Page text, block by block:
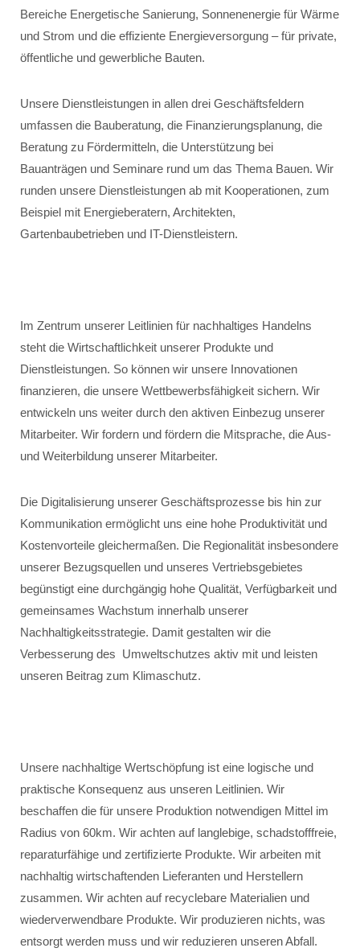
Bereiche Energetische Sanierung, Sonnenenergie für Wärme
und Strom und die effiziente Energieversorgung – für private,
öffentliche und gewerbliche Bauten.
Unsere Dienstleistungen in allen drei Geschäftsfeldern
umfassen die Bauberatung, die Finanzierungsplanung, die
Beratung zu Fördermitteln, die Unterstützung bei
Bauanträgen und Seminare rund um das Thema Bauen. Wir
runden unsere Dienstleistungen ab mit Kooperationen, zum
Beispiel mit Energieberatern, Architekten,
Gartenbaubetrieben und IT-Dienstleistern.
Im Zentrum unserer Leitlinien für nachhaltiges Handelns
steht die Wirtschaftlichkeit unserer Produkte und
Dienstleistungen. So können wir unsere Innovationen
finanzieren, die unsere Wettbewerbsfähigkeit sichern. Wir
entwickeln uns weiter durch den aktiven Einbezug unserer
Mitarbeiter. Wir fordern und fördern die Mitsprache, die Aus-
und Weiterbildung unserer Mitarbeiter.
Die Digitalisierung unserer Geschäftsprozesse bis hin zur
Kommunikation ermöglicht uns eine hohe Produktivität und
Kostenvorteile gleichermaßen. Die Regionalität insbesondere
unserer Bezugsquellen und unseres Vertriebsgebietes
begünstigt eine durchgängig hohe Qualität, Verfügbarkeit und
gemeinsames Wachstum innerhalb unserer
Nachhaltigkeitsstrategie. Damit gestalten wir die
Verbesserung des Umweltschutzes aktiv mit und leisten
unseren Beitrag zum Klimaschutz.
Unsere nachhaltige Wertschöpfung ist eine logische und
praktische Konsequenz aus unseren Leitlinien. Wir
beschaffen die für unsere Produktion notwendigen Mittel im
Radius von 60km. Wir achten auf langlebige, schadstofffreie,
reparaturfähige und zertifizierte Produkte. Wir arbeiten mit
nachhaltig wirtschaftenden Lieferanten und Herstellern
zusammen. Wir achten auf recyclebare Materialien und
wiederverwendbare Produkte. Wir produzieren nichts, was
entsorgt werden muss und wir reduzieren unseren Abfall.